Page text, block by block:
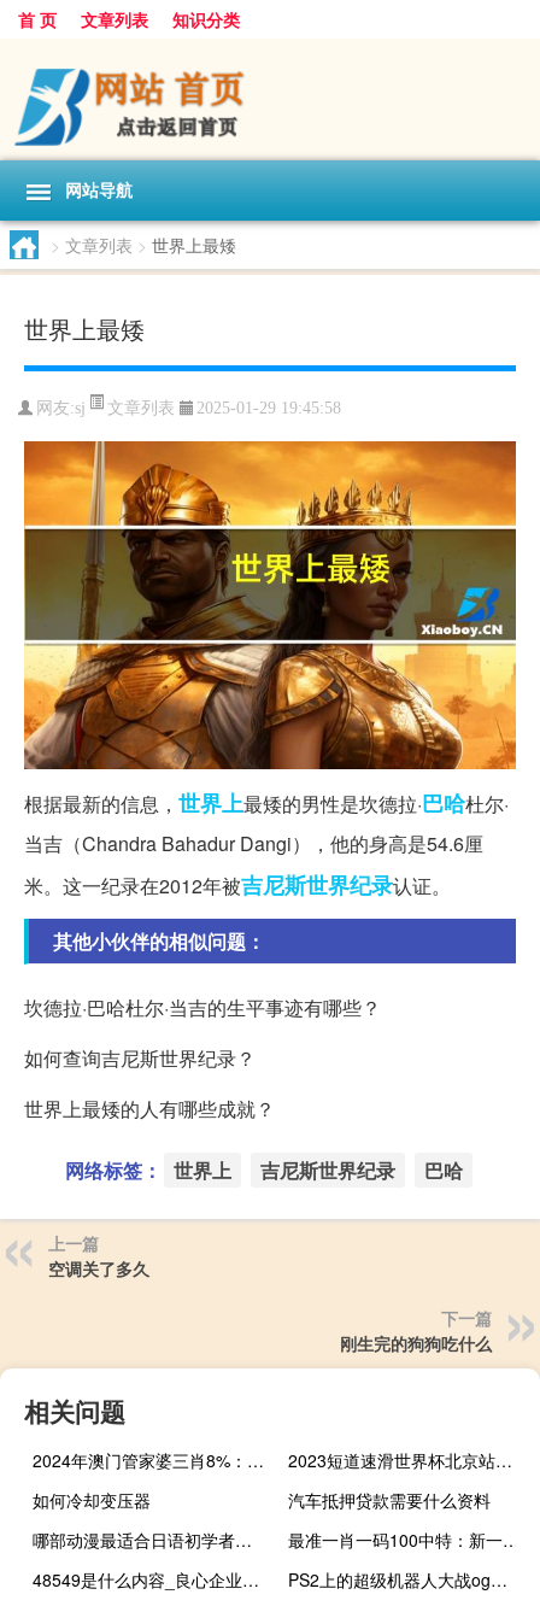
首 页 文章列表 知识分类
网站导航
> 文章列表 > 世界上最矮
世界上最矮
网友:sj 文章列表 2025-01-29 19:45:58
根据最新的信息， 世界上最矮的男性是坎德拉·巴哈杜尔·
当吉（Chandra Bahadur Dangi），他的身高是54.6厘
米。这一纪录在2012年被吉尼斯世界纪录认证。
其他小伙伴的相似问题：
坎德拉·巴哈杜尔·当吉的生平事迹有哪些？
如何查询吉尼斯世界纪录？
世界上最矮的人有哪些成就？
网络标签： 世界上 吉尼斯世界纪录 巴哈
上一篇
空调关了多久
下一篇
刚生完的狗狗吃什么
相关问题
2024年澳门管家婆三肖8%：广泛的数据对比最佳解答-2311.ISO.454
2023短道速滑世界杯北京站赛程 短道速滑近期赛程表
如何冷却变压器
汽车抵押贷款需要什么资料
哪部动漫最适合日语初学者看,会有中文和日语字幕的 中日双语字幕的日剧
最准一肖一码100中特：新一码一肖100准正版资料-老师解读分析落实-300.DS0.4
48549是什么内容_良心企业，值得支持_主页版v028.204
PS2上的超级机器人大战og外传是衔接ogs的吗 超级机器人大战og外传